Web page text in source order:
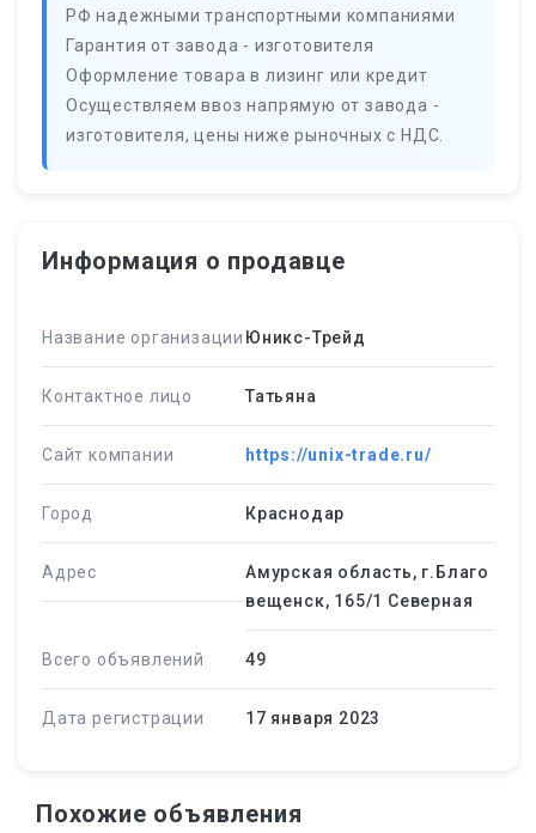
РФ надежными транспортными компаниями
Гарантия от завода - изготовителя
Оформление товара в лизинг или кредит
Осуществляем ввоз напрямую от завода -
изготовителя, цены ниже рыночных с НДС.
Информация о продавце
Название организации Юникс-Трейд
Контактное лицо Татьяна
Сайт компании https://unix-trade.ru/
Город Краснодар
Адрес
Амурская область, г.Благо
вещенск, 165/1 Северная
Всего объявлений 49
Дата регистрации 17 января 2023
Похожие объявления